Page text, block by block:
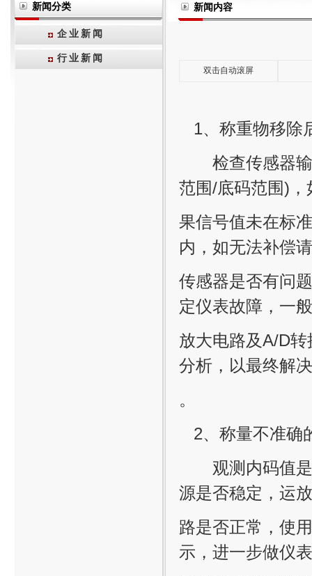
新闻分类
企业新闻
行业新闻
新闻内容
双击自动滚屏
1、称重物移除
检查传感器输
范围/底码范围)，
果信号值未在标
内，如无法补偿
传感器是否有问
定仪表故障，一
放大电路及A/D
分析，以最终解
。
2、称量不准确
观测内码值是
源是否稳定，运
路是否正常，使
示，进一步做仪